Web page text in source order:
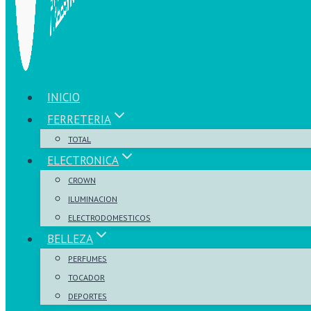
INICIO
FERRETERIA
TOTAL
ELECTRONICA
CROWN
ILUMINACION
ELECTRODOMESTICOS
BELLEZA
PERFUMES
TOCADOR
DEPORTES